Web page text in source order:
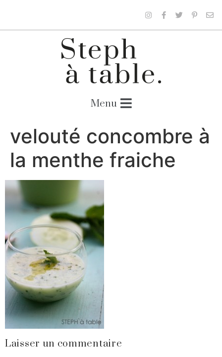
velouté concombre à
la menthe fraiche
Laisser un commentaire